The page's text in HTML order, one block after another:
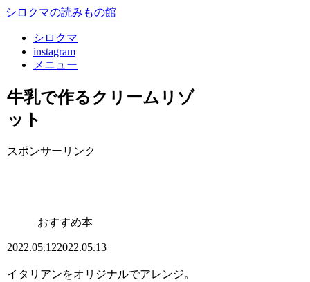
シロクマの読みもの館
シロクマ
instagram
メニュー
牛乳で作るクリームリゾ
ット
スポンサーリンク
おすすめ本
2022.05.122022.05.13
イタリアンをオリジナルでアレンジ。